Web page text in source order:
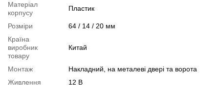
Матеріал
корпусу
Пластик
Розміри
64 / 14 / 20 мм
Країна
виробник
товару
Китай
Монтаж
Накладний, на металеві двері та ворота
Живлення
12 В